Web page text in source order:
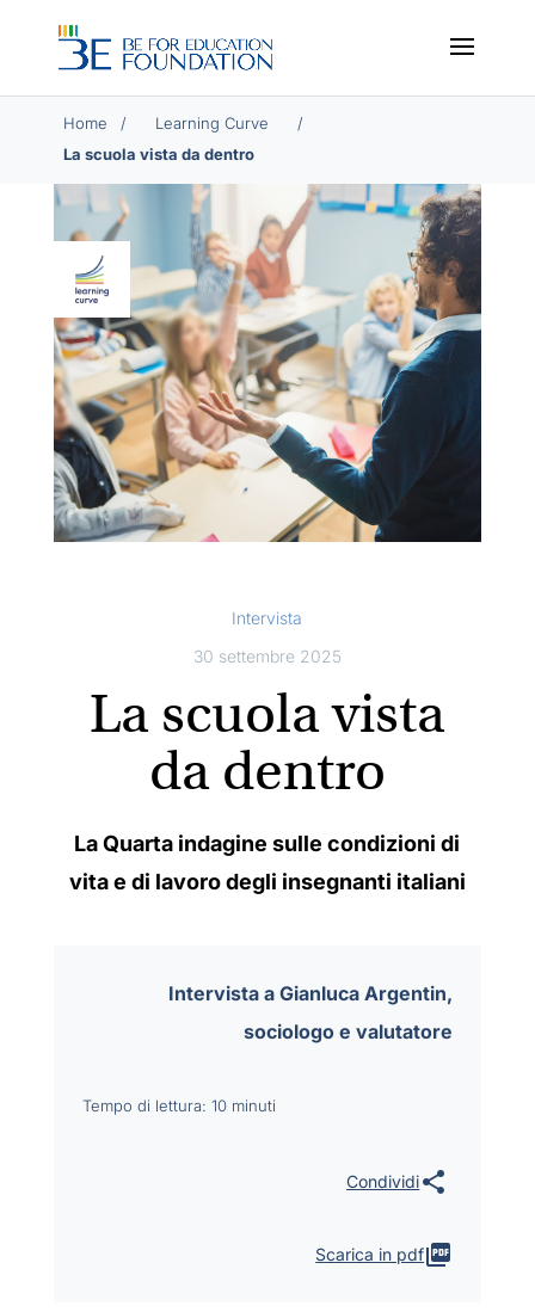
Home /
/
La scuola vista da dentro
Intervista
30 settembre 2025
La scuola vista
da dentro
La Quarta indagine sulle condizioni di
vita e di lavoro degli insegnanti italiani
Intervista a Gianluca Argentin,
sociologo e valutatore
Tempo di lettura: 10 minuti
Scarica in pdf